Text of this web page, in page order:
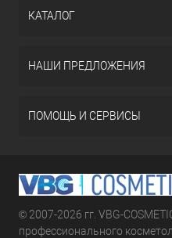
КАТАЛОГ
НАШИ ПРЕДЛОЖЕНИЯ
ПОМОЩЬ И СЕРВИСЫ
© 2007-2026 гг. VBG-
профессионального